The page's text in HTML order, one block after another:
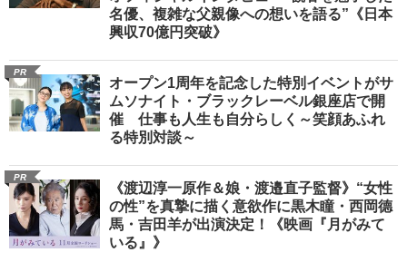
名優、複雑な父親像への想いを語る”《日本
興収70億円突破》
PR
オープン1周年を記念した特別イベントがサ
ムソナイト・ブラックレーベル銀座店で開
催 仕事も人生も自分らしく～笑顔あふれ
る特別対談～
PR
《渡辺淳一原作＆娘・渡邉直子監督》“女性
の性”を真摯に描く意欲作に黒木瞳・西岡德
馬・吉田羊が出演決定！《映画『月がみて
いる』》